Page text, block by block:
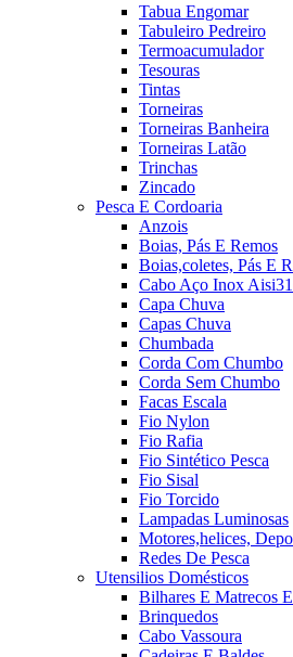
Tabua Engomar
Tabuleiro Pedreiro
Termoacumulador
Tesouras
Tintas
Torneiras
Torneiras Banheira
Torneiras Latão
Trinchas
Zincado
Pesca E Cordoaria
Anzois
Boias, Pás E Remos
Boias,coletes, Pás E
Cabo Aço Inox
Capa Chuva
Capas Chuva
Chumbada
Corda Com Chumbo
Corda Sem Chumbo
Facas Escala
Fio Nylon
Fio Rafia
Fio Sintético Pesca
Fio Sisal
Fio Torcido
Lampadas Luminosas
Motores,helices,
Redes De Pesca
Utensilios Domésticos
Bilhares E Matrecos
Brinquedos
Cabo Vassoura